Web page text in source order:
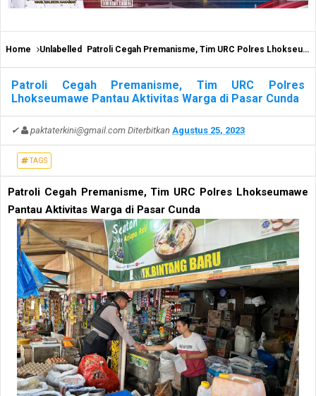
Home Unlabelled Patroli Cegah Premanisme, Tim URC Polres Lhokseumawe Pantau Aktivitas Warga di Pasar Cunda
Patroli Cegah Premanisme, Tim URC Polres
Lhokseumawe Pantau Aktivitas Warga di Pasar Cunda
✔ paktaterkini@gmail.com Diterbitkan Agustus 25, 2023
TAGS
Patroli Cegah Premanisme, Tim URC Polres Lhokseumawe
Pantau Aktivitas Warga di Pasar Cunda